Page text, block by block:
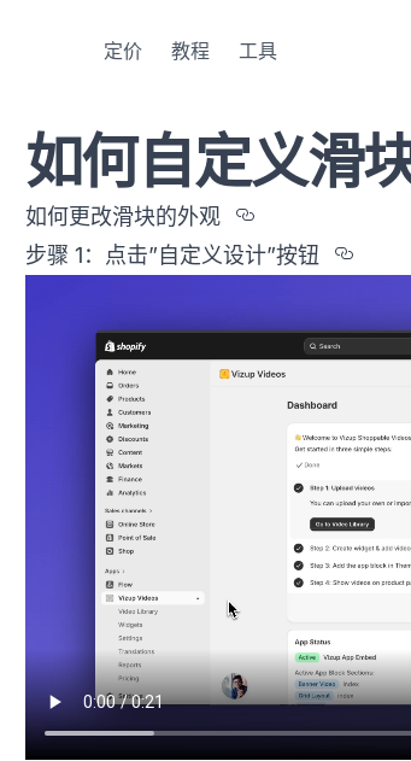
定价 教程 工具
如何自定义滑
如何更改滑块的外观
Section titled
步骤 1：点击”自定义设计”按钮